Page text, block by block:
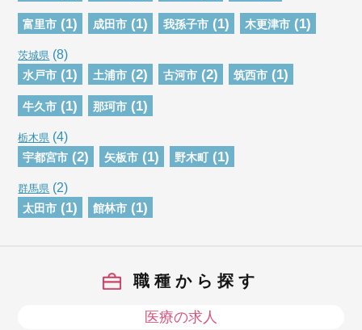
富里市 (1) 成田市 (1) 我孫子市 (1) 木更津市 (1)
茨城県 (8)
水戸市 (1) 土浦市 (2) 古河市 (2) 筑西市 (1)
牛久市 (1) 那珂市 (1)
栃木県 (4)
宇都宮市 (2) 矢板市 (1) 野木町 (1)
群馬県 (2)
太田市 (1) 館林市 (1)
職種から探す
医療の求人